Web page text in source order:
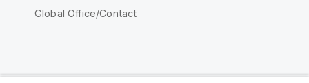
Global Office/Contact